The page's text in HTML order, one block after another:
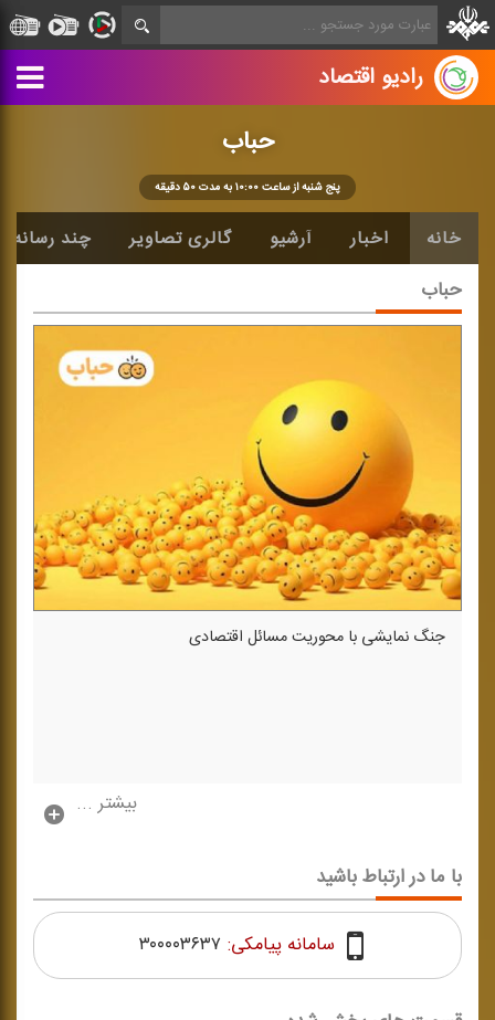
رادیو اقتصاد
حباب
پنج شنبه از ساعت ۱۰:۰۰ به مدت ۵۰ دقیقه
خانه اخبار آرشیو گالری تصاویر چند رسانه
حباب
جنگ نمایشی با محوریت مسائل اقتصادی
بیشتر ...
با ما در ارتباط باشید
سامانه پیامکی: ۳۰۰۰۰۳۶۳۷